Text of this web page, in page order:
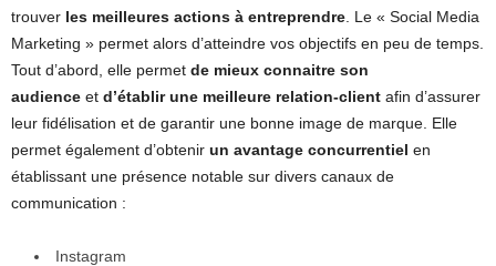
trouver les meilleures actions à entreprendre . Le « Social Media
Marketing » permet alors d’atteindre vos objectifs en peu de temps.
Tout d’abord, elle permet de mieux connaitre son
audience et d’établir une meilleure relation-client afin d’assurer
leur fidélisation et de garantir une bonne image de marque. Elle
permet également d’obtenir un avantage concurrentiel en
établissant une présence notable sur divers canaux de
communication :
Instagram